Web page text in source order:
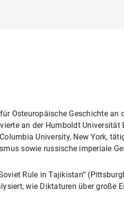
Osteuropäische Geschichte an
an der Humboldt
University, New York,
sowie russische imperiale
Rule in Tajikistan“
wie Diktaturen über große